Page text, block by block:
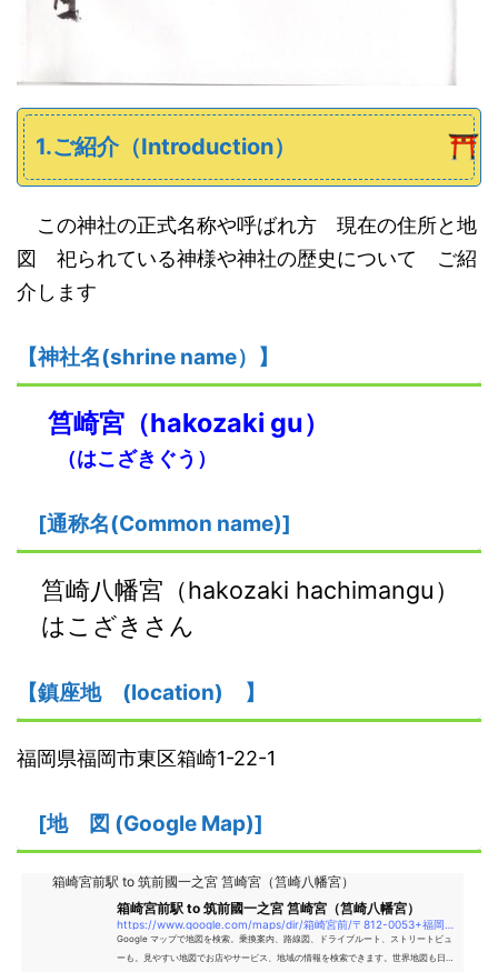
1.ご紹介（Introduction）
この神社の正式名称や呼ばれ方 現在の住所と地
図 祀られている神様や神社の歴史について ご紹
介します
【神社名(shrine name）】
筥崎宮（hakozaki gu）
（はこざきぐう ）
[通称名(Common name)]
筥崎八幡宮（hakozaki hachimangu）
はこざきさん
【鎮座地 (location) 】
福岡県福岡市東区箱崎1-22-1
[地 図 (Google Map)]
箱崎宮前駅 to 筑前國一之宮 筥崎宮（筥崎八幡宮）
箱崎宮前駅 to 筑前國一之宮 筥崎宮（筥崎八幡宮）
https://www.google.com/maps/dir/箱崎宮前/〒812-0053+福岡県福岡市東区箱崎１丁目２２−１+筑前國一之宮+筥崎宮（筥崎八幡宮）/@33.6145734,130.4212899,17z/data=!4m14!4m13!1m5!1m1!1s0x35418e250da5e589
Google マップで地図を検索。乗換案内、路線図、ドライブルート、ストリートビュ
ーも。見やすい地図でお店やサービス、地域の情報を検索できます。世界地図も日本